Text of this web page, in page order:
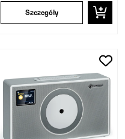
Szczegóły